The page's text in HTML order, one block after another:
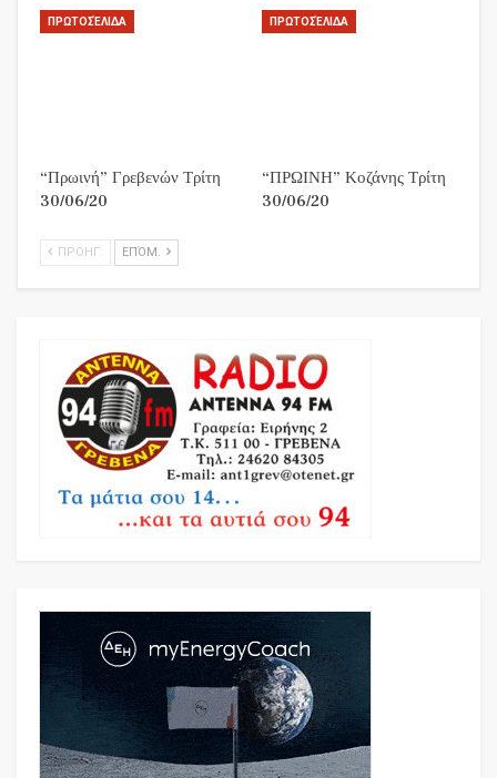
ΠΡΩΤΟΣΈΛΙΔΑ
“Πρωινή” Γρεβενών Τρίτη
30/06/20
ΠΡΩΤΟΣΈΛΙΔΑ
“ΠΡΩΙΝΗ” Κοζάνης Τρίτη
30/06/20
ΠΡΟΗΓ. ΕΠΌΜ.